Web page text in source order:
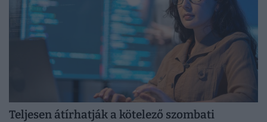
Teljesen átírhatják a kötelező szombati